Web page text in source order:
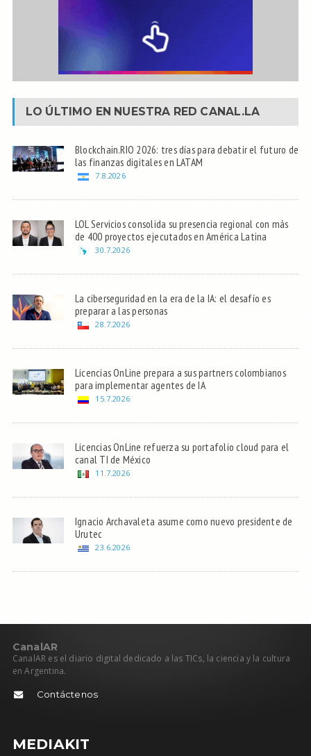
LO ÚLTIMO EN NUESTRA RED CANAL.LA
Blockchain.RIO 2026: tres días para debatir el futuro de
las finanzas digitales en LATAM
7.8.2026
LOL Servicios consolida su presencia regional con más
de 400 proyectos ejecutados en América Latina
30.7.2026
La ciberseguridad en la era de la IA: el desafío es
preparar a las personas
28.7.2026
Licencias OnLine prepara a sus partners colombianos
para implementar agentes de IA
15.7.2026
Licencias OnLine refuerza su portafolio cloud para el
canal TI de México
11.7.2026
Ignacio Archavaleta asume como nuevo presidente de
Urutec
23.6.2026
CanalAR
CanalAR es el diario digital dedicado a las TICs, la ciencia y la cultura
en Argentina.
Contáctenos
MEDIAKIT